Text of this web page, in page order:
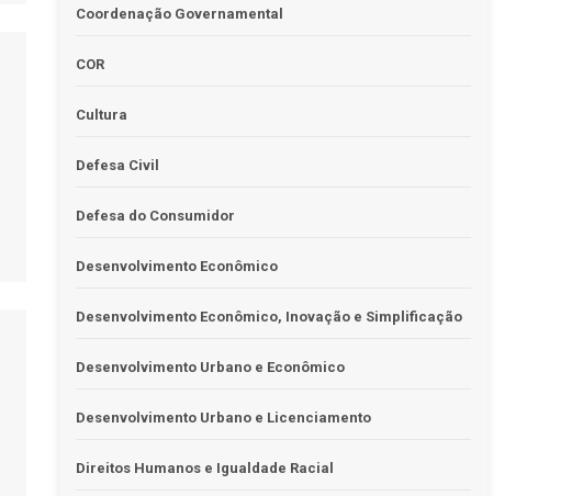
Coordenação Governamental
COR
Cultura
Defesa Civil
Defesa do Consumidor
Desenvolvimento Econômico
Desenvolvimento Econômico, Inovação e Simplificação
Desenvolvimento Urbano e Econômico
Desenvolvimento Urbano e Licenciamento
Direitos Humanos e Igualdade Racial